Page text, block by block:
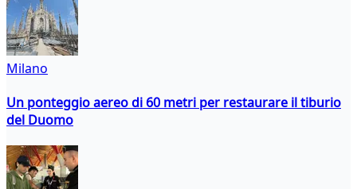
Milano
Un ponteggio aereo di 60 metri per restaurare il tiburio
del Duomo